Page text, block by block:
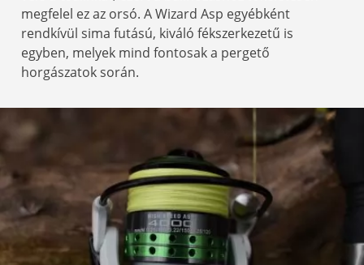
megfelel ez az orsó. A Wizard Asp egyébként
rendkívül sima futású, kiváló fékszerkezetű is
egyben, melyek mind fontosak a pergető
horgászatok során.